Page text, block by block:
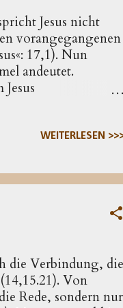
Jesus nicht
vorangegangenen
17,1). Nun
andeutet.
geschlagen zum
da sich diese
WEITERLESEN
die Verbindung, die
Von
Rede, sondern nur